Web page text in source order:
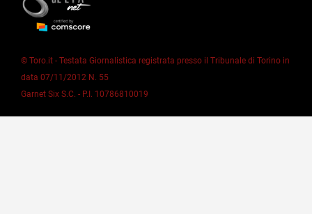
© Toro.it - Testata Giornalistica registrata presso il Tribunale di Torino in
data 07/11/2012 N. 55
Garnet Six S.C. - P.I. 10786810019